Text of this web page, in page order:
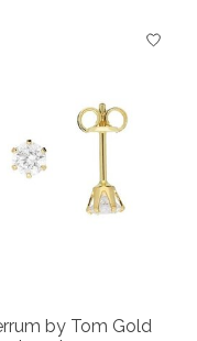
by Tom Gold